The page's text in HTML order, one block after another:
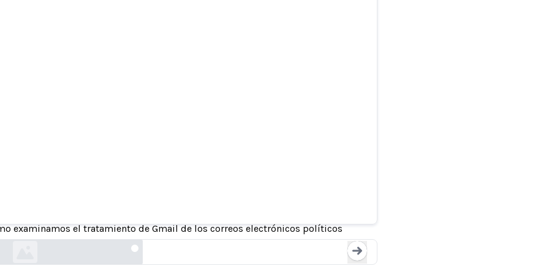
examinamos el tratamiento de Gmail de los correos electrónicos políticos
el tratamiento de Gmail de los correos electrónicos
themarkup.org